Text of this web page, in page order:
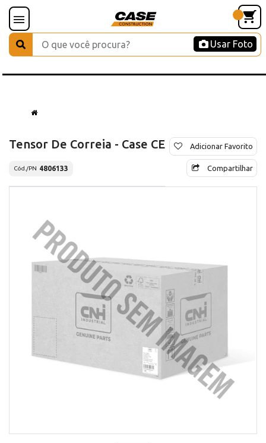
Usar Foto
Tensor De Correia - Case CE
Cód./PN 4806133
Adicionar Favorito
Compartilhar